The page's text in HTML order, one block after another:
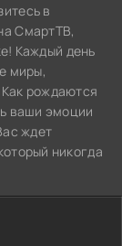
в
СмартТВ,
Каждый день
миры,
рождаются
ваши эмоции
ждет
никогда